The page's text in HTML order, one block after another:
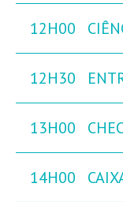
12H00
12H30
13H00
14H00